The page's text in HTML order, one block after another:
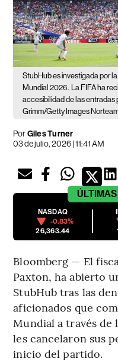
StubHub es investigada por
Mundial 2026. La FIFA ha
accesibilidad de las entradas
Grimm/Getty Images
PorGiles Turner
03 de julio, 2026 | 11:41 AM
ÚLTIMAS
NASDAQ
-0.83%
26,363.44
Bloomberg — El
Paxton, ha abierto
StubHub tras las
aficionados que
Mundial a través de
les cancelaron sus
inicio del partido.